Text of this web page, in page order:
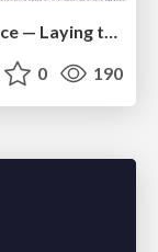
Visionary Initiative: Future Intelligence — Laying the foundations for the future of science, intelligence, and society | Science Tokyo
0 190